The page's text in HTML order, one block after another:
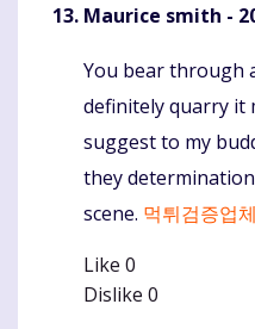
Maurice smith -
Komentaras
You bear through
definitely quarry it
suggest to my
they
scene. 먹튀검증업체
Like 0
Dislike 0